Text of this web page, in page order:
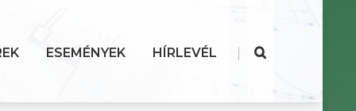
ESEMÉNYEK HÍRLEVÉL |